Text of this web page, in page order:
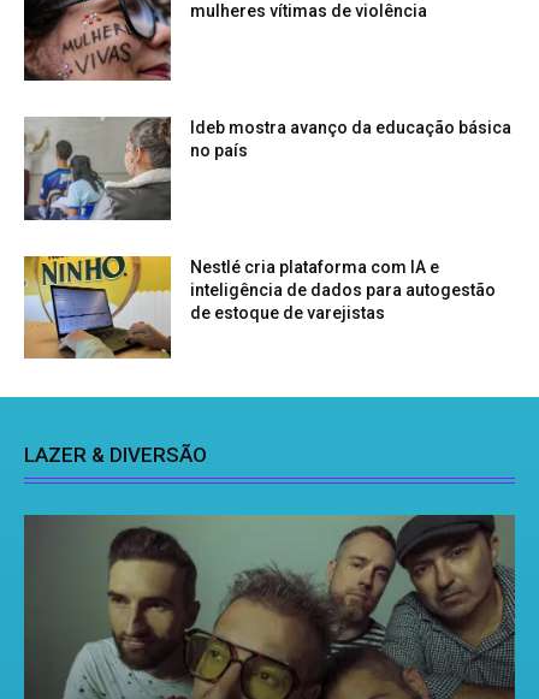
mulheres vítimas de violência
Ideb mostra avanço da educação básica
no país
Nestlé cria plataforma com IA e
inteligência de dados para autogestão
de estoque de varejistas
LAZER & DIVERSÃO